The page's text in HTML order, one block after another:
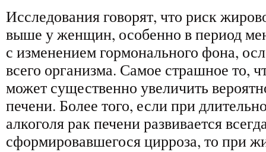
Исследования говорят, что риск
выше у женщин, особенно в период
с изменением гормонального фона,
всего организма. Самое страшное то,
может существенно увеличить
печени. Более того, если при
алкоголя рак печени развивается
сформировавшегося цирроза, то при